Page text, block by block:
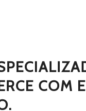
COM